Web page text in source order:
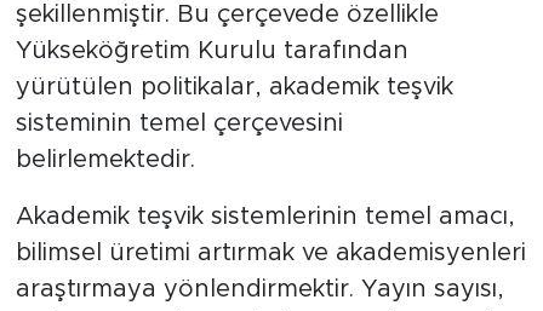
şekillenmiştir. Bu çerçevede özellikle
Yükseköğretim Kurulu tarafından
yürütülen politikalar, akademik teşvik
sisteminin temel çerçevesini
belirlemektedir.
Akademik teşvik sistemlerinin temel amacı,
bilimsel üretimi artırmak ve akademisyenleri
araştırmaya yönlendirmektir. Yayın sayısı,